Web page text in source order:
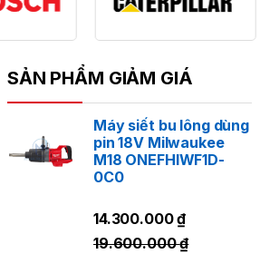
SẢN PHẨM GIẢM GIÁ
Máy siết bu lông dùng
pin 18V Milwaukee
M18 ONEFHIWF1D-
0C0
14.300.000₫
19.600.000₫